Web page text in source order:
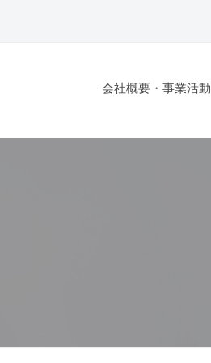
会社概要・事業活動